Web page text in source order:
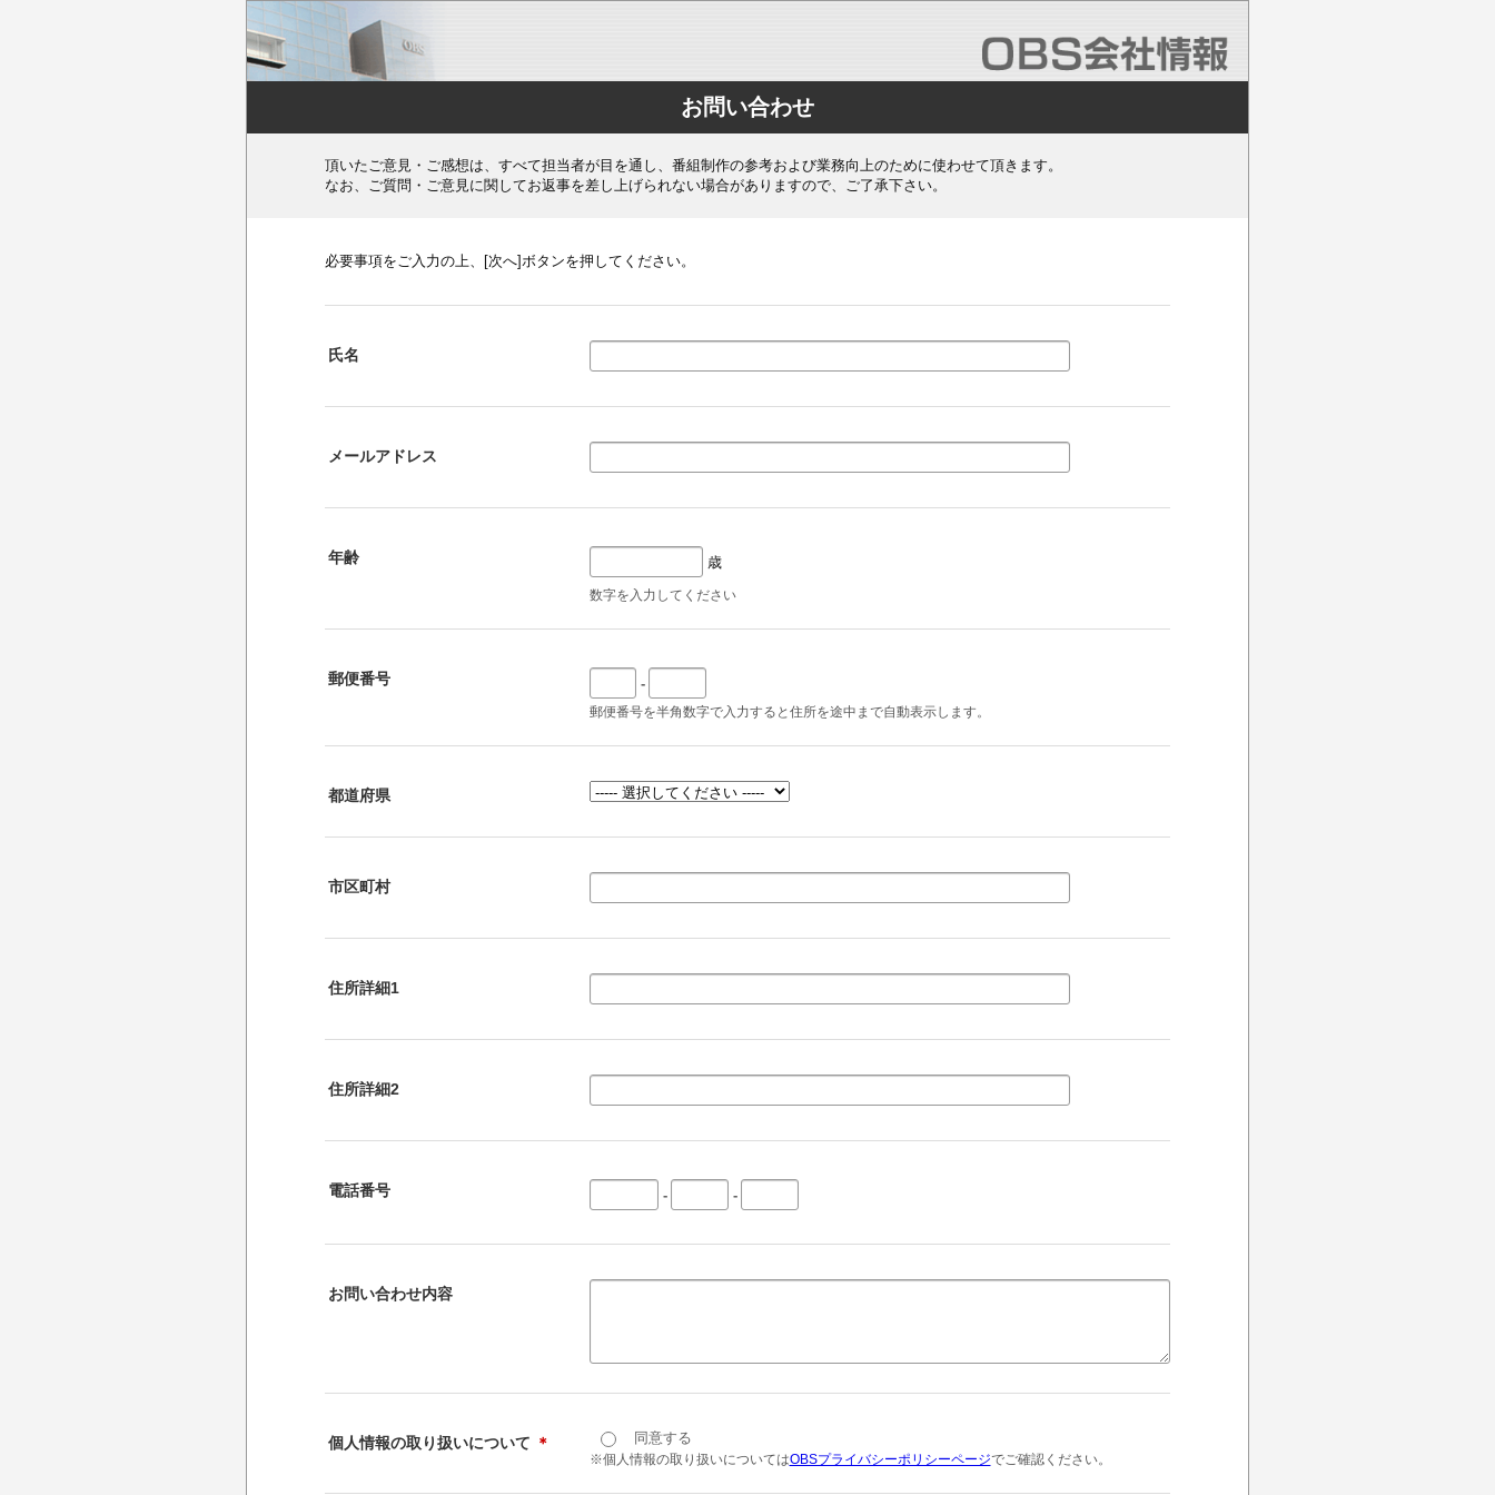
お問い合わせ
頂いたご意見・ご感想は、すべて担当者が目を通し、番組制作の参考および業務向上のために使わせて頂きます。
なお、ご質問・ご意見に関してお返事を差し上げられない場合がありますので、ご了承下さい。
必要事項をご入力の上、[次へ]ボタンを押してください。
氏名
メールアドレス
年齢 歳
数字を入力してください
郵便番号 -
郵便番号を半角数字で入力すると住所を途中まで自動表示します。
都道府県
市区町村
住所詳細1
住所詳細2
電話番号 - -
お問い合わせ内容
個人情報の取り扱いについて ＊ 同意する
※個人情報の取り扱いについてはOBSプライバシーポリシーページでご確認ください。